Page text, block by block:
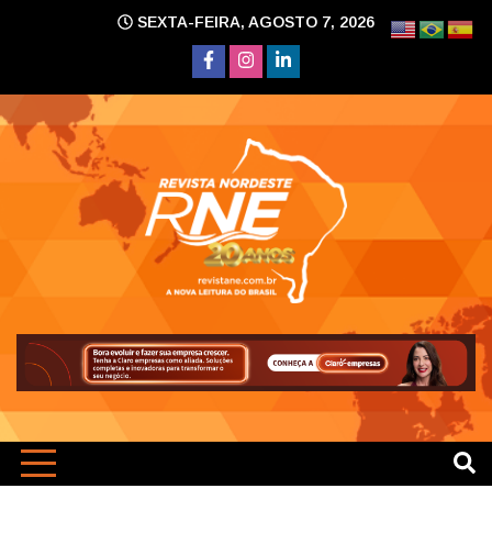
SEXTA-FEIRA, AGOSTO 7, 2026